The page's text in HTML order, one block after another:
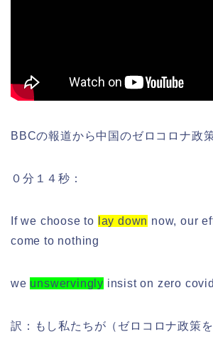
BBCの報道から中国のゼロコロナ政
０分１４秒：
If we choose to lay down now, our
come to nothing
we unswervingly insist on zero covid
訳：もし私たちが（ゼロコロナ政策